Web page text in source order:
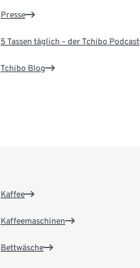
Presse
5 Tassen täglich – der Tchibo Podcast
Tchibo Blog
Kaffee
Kaffeemaschinen
Bettwäsche